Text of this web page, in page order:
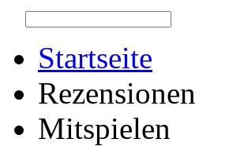
Startseite
Rezensionen
Mitspielen